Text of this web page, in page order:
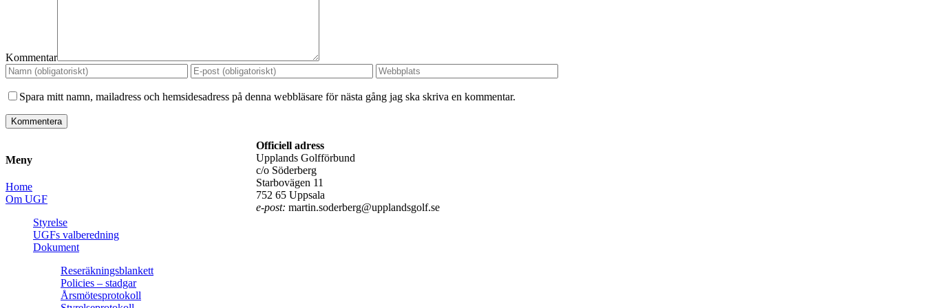
Kommentar
Spara mitt namn, mailadress och hemsidesadress på denna webbläsare för nästa gång jag ska skriva en kommentar.
Meny
Home
Om UGF
Styrelse
UGFs valberedning
Dokument
Reseräkningsblankett
Policies – stadgar
Årsmötesprotokoll
Officiell adress
Upplands Golfförbund
c/o Söderberg
Starbovägen 11
752 65 Uppsala
e-post: martin.soderberg@upplandsgolf.se